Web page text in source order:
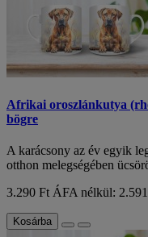
Afrikai oroszlánkutya
bögre
A karácsony az év egyik
otthon melegségében
3.290 Ft ÁFA nélkül:
Kosárba